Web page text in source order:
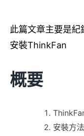
此篇文章主要是
安裝ThinkFan
概要
安裝方法